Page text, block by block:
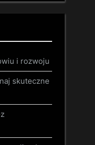
i rozwoju
skuteczne